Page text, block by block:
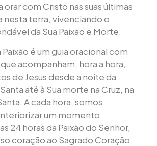
orar com Cristo nas suas últimas
nesta terra, vivenciando o
da Sua Paixão e Morte.
é um guia oracional com
acompanham, hora a hora,
de Jesus desde a noite da
até à Sua morte na Cruz, na
A cada hora, somos
um momento
24 horas da Paixão do Senhor,
coração ao Sagrado Coração